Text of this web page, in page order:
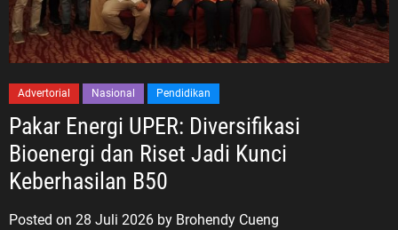
Advertorial Nasional Pendidikan
Pakar Energi UPER: Diversifikasi
Bioenergi dan Riset Jadi Kunci
Keberhasilan B50
Posted on 28 Juli 2026 by Brohendy Cueng